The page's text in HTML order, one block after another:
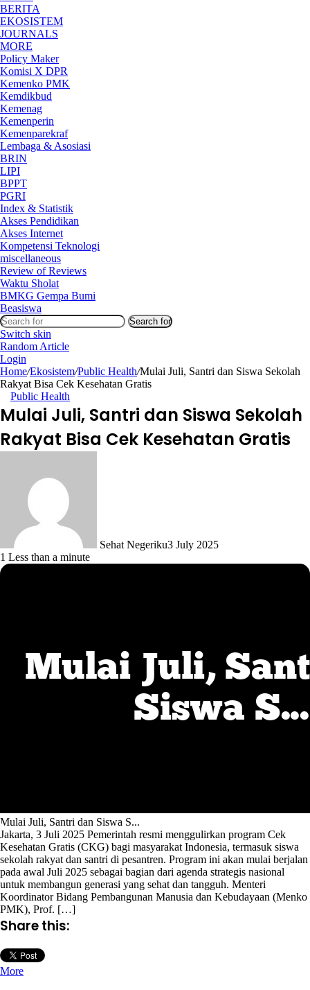
BERITA
EKOSISTEM
JOURNALS
MORE
Policy Maker
Komisi X DPR
Kemenko PMK
Kemdikbud
Kemenag
Kemenperin
Kemenparekraf
Lembaga & Asosiasi
BRIN
LIPI
BPPT
PGRI
Index & Statistik
Akses Pendidikan
Akses Internet
Kompetensi Teknologi
miscellaneous
Review of Reviews
Waktu Sholat
BMKG Gempa Bumi
Beasiswa
Search for
Switch skin
Random Article
Login
Home/Ekosistem/Public Health/Mulai Juli, Santri dan Siswa Sekolah
Rakyat Bisa Cek Kesehatan Gratis
Public Health
Mulai Juli, Santri dan Siswa Sekolah
Rakyat Bisa Cek Kesehatan Gratis
Sehat Negeriku3 July 2025
1 Less than a minute
Mulai Juli, Santri dan Siswa S...
Jakarta, 3 Juli 2025 Pemerintah resmi menggulirkan program Cek
Kesehatan Gratis (CKG) bagi masyarakat Indonesia, termasuk siswa
sekolah rakyat dan santri di pesantren. Program ini akan mulai berjalan
pada awal Juli 2025 sebagai bagian dari agenda strategis nasional
untuk membangun generasi yang sehat dan tangguh. Menteri
Koordinator Bidang Pembangunan Manusia dan Kebudayaan (Menko
PMK), Prof. […]
Share this:
More